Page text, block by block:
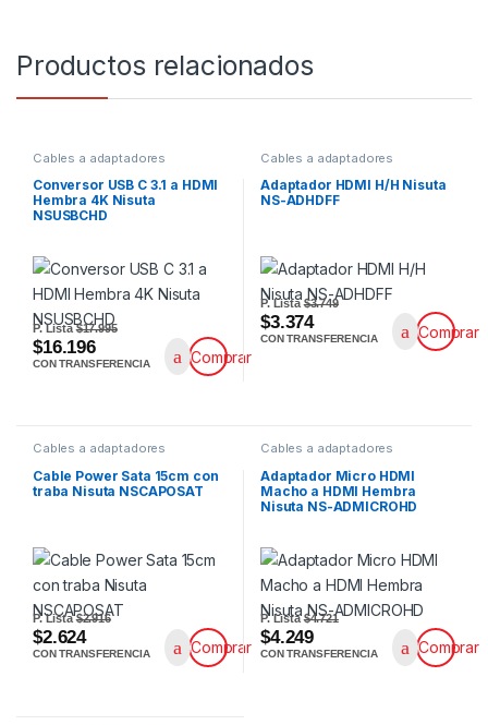
Productos relacionados
Cables a adaptadores
Conversor USB C 3.1 a HDMI
Hembra 4K Nisuta
NSUSBCHD
P. Lista$17.995
$16.196
CON TRANSFERENCIA Comprar
Cables a adaptadores
Adaptador HDMI H/H Nisuta
NS-ADHDFF
P. Lista$3.749
$3.374
CON TRANSFERENCIA Comprar
Cables a adaptadores
Cable Power Sata 15cm con
traba Nisuta NSCAPOSAT
P. Lista$2.916
$2.624
CON TRANSFERENCIA Comprar
Cables a adaptadores
Adaptador Micro HDMI
Macho a HDMI Hembra
Nisuta NS-ADMICROHD
P. Lista$4.721
$4.249
CON TRANSFERENCIA Comprar